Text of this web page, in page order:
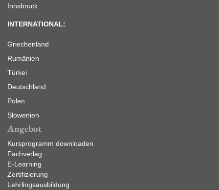
Innsbruck
INTERNATIONAL:
Griechenland
Rumänien
Türkei
Deutschland
Polen
Slowenien
Angebot
Kursprogramm downloaden
Fachverlag
E-Learning
Zertifizierung
Lehrlingsausbildung